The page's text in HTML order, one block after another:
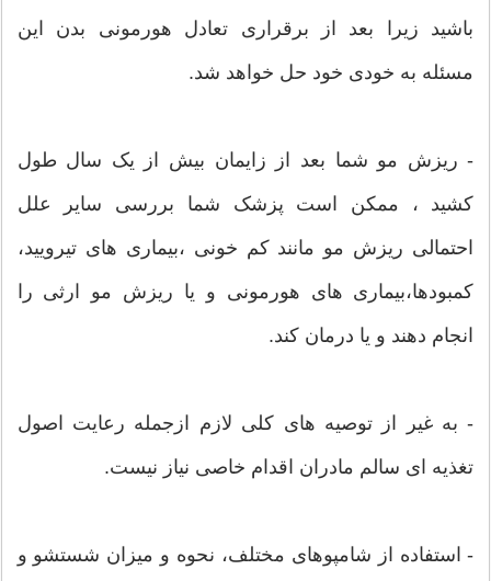
باشید زیرا بعد از برقراری تعادل هورمونی بدن این
مسئله به خودی خود حل خواهد شد.
- ریزش مو شما بعد از زایمان بیش از یک سال طول
کشید ، ممکن است پزشک شما بررسی سایر علل
احتمالی ریزش مو مانند کم خونی ،بیماری های تیرویید،
کمبودها،بیماری های هورمونی و یا ریزش مو ارثی را
انجام دهند و یا درمان کند.
- به غیر از توصیه های کلی لازم ازجمله رعایت اصول
تغذیه ای سالم مادران اقدام خاصی نیاز نیست.
- استفاده از شامپوهای مختلف، نحوه و میزان شستشو و